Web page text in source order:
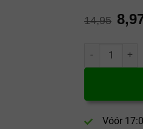
14,95
Nillkin
Vóór